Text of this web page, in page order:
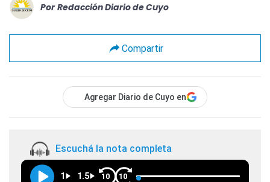
Por Redacción Diario de Cuyo
Compartir
Agregar Diario de Cuyo en
Escuchá la nota completa
1 1.5 10 10